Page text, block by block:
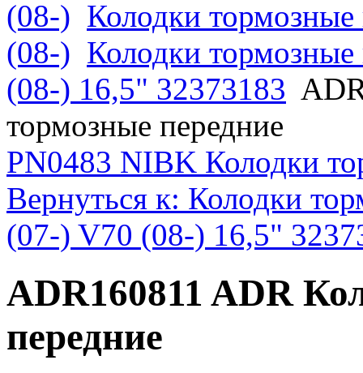
(08-) Колодки
(08-) Колодки
(08-) 16,5" 32373183
тормозные передние
PN0483 NIBK Колодки
Вернуться к: Колодки
(07-) V70 (08-) 16,5"
ADR160811 ADR
передние